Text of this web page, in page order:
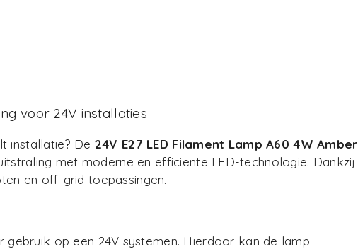
voor 24V installaties
installatie? De 24V E27 LED Filament Lamp A60 4W Amber
met moderne en efficiënte LED-technologie. Dankzij
en off-grid toepassingen.
gebruik op een 24V systemen. Hierdoor kan de lamp